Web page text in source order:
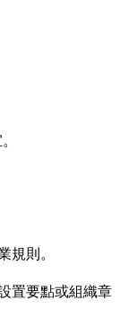
規則。
置要點或組織章